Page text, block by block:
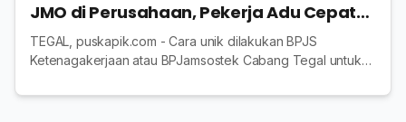
JMO di Perusahaan, Pekerja Adu Cepat
Aktivasi Aplikasi
TEGAL, puskapik.com - Cara unik dilakukan BPJS
Ketenagakerjaan atau BPJamsostek Cabang Tegal untuk
Melalui kegiatan bertajuk Racing JMO, para kar...